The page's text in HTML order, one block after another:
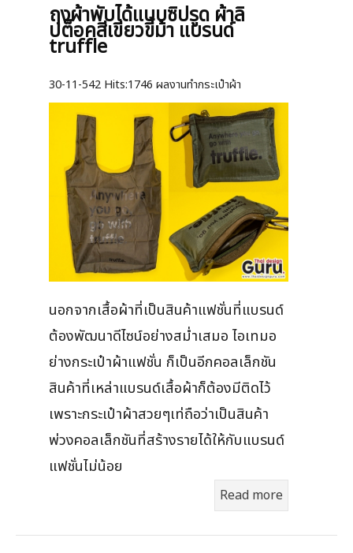
ถุงผ้าพับได้แบบซิปรูด ผ้าลิ
ปต็อคสีเขียวขี้ม้า แบรนด์
truffle
30-11-542 Hits:1746 ผลงานทำกระเป๋าผ้า
นอกจากเสื้อผ้าที่เป็นสินค้าแฟชั่นที่แบรนด์
ต้องพัฒนาดีไซน์อย่างสม่ำเสมอ ไอเทมอ
ย่างกระเป๋าผ้าแฟชั่น ก็เป็นอีกคอลเล็กชัน
สินค้าที่เหล่าแบรนด์เสื้อผ้าก็ต้องมีติดไว้
เพราะกระเป๋าผ้าสวยๆเท่ถือว่าเป็นสินค้า
พ่วงคอลเล็กชันที่สร้างรายได้ให้กับแบรนด์
แฟชั่นไม่น้อย
Read more